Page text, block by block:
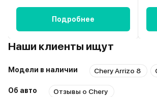
Подробнее
Наши клиенты ищут
Модели в наличии Chery Arrizo 8
Об авто Отзывы о Chery